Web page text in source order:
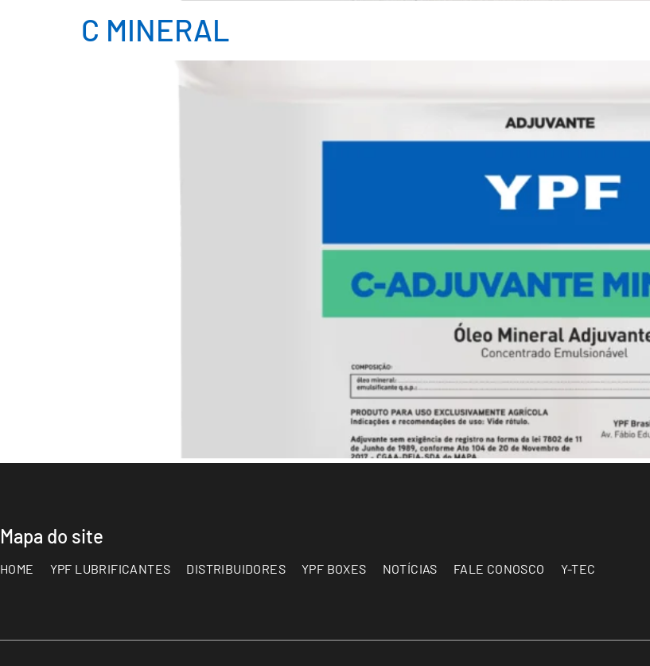
C MINERAL
Mapa do site
HOME YPF LUBRIFICANTES DISTRIBUIDORES YPF BOXES NOTÍCIAS FALE CONOSCO Y-TEC